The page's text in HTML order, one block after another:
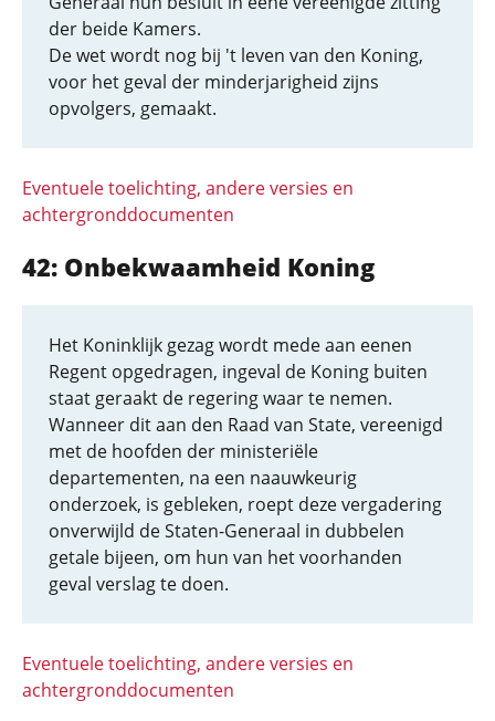
der beide Kamers.
De wet wordt nog bij 't leven van den Koning,
voor het geval der minderjarigheid zijns
opvolgers, gemaakt.
Eventuele toelichting, andere versies en
achtergronddocumenten
42: Onbekwaamheid Koning
Het Koninklijk gezag wordt mede aan eenen
Regent opgedragen, ingeval de Koning buiten
staat geraakt de regering waar te nemen.
Wanneer dit aan den Raad van State, vereenigd
met de hoofden der ministeriële
departementen, na een naauwkeurig
onderzoek, is gebleken, roept deze vergadering
onverwijld de Staten-Generaal in dubbelen
getale bijeen, om hun van het voorhanden
geval verslag te doen.
Eventuele toelichting, andere versies en
achtergronddocumenten